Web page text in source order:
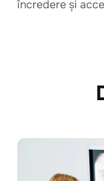
încredere și